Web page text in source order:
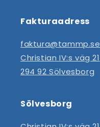
Fakturaadress
faktura@tammp.se
Christian IV:s väg 21
294 92 Sölvesborg
Sölvesborg